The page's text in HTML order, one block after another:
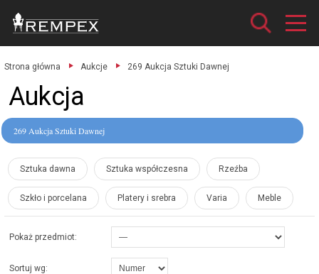
Strona główna Aukcje 269 Aukcja Sztuki Dawnej
Aukcja
269 Aukcja Sztuki Dawnej
Sztuka dawna Sztuka współczesna Rzeźba
Szkło i porcelana Platery i srebra Varia Meble
Pokaż przedmiot:
Sortuj wg: